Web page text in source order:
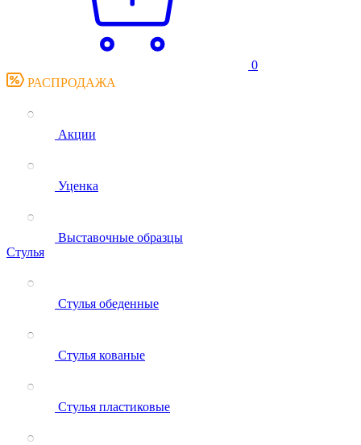
0
РАСПРОДАЖА
Акции
Уценка
Выставочные образцы
Стулья
Стулья обеденные
Стулья кованые
Стулья пластиковые